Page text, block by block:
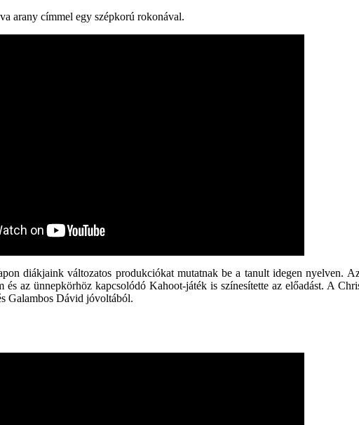
arany címmel egy szépkorú rokonával.
diákjaink változatos produkciókat mutatnak be a tanult idegen nyelven.
az ünnepkörhöz kapcsolódó Kahoot-játék is színesítette az előadást. A
Galambos Dávid jóvoltából.